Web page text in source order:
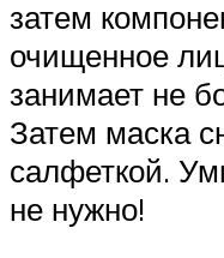
затем
очищенное
занимает не
Затем маска
салфеткой.
не нужно!